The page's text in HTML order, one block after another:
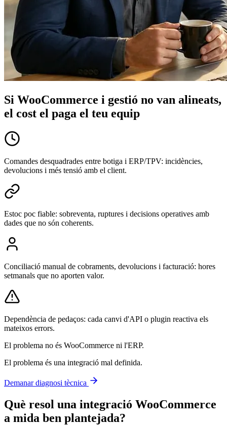
Si WooCommerce i gestió no van alineats,
el cost el paga el teu equip
Comandes desquadrades entre botiga i ERP/TPV: incidències,
devolucions i més tensió amb el client.
Estoc poc fiable: sobreventa, ruptures i decisions operatives amb
dades que no són coherents.
Conciliació manual de cobraments, devolucions i facturació: hores
setmanals que no aporten valor.
Dependència de pedaços: cada canvi d'API o plugin reactiva els
mateixos errors.
El problema no és WooCommerce ni l'ERP.
El problema és una integració mal definida.
Demanar diagnosi tècnica
Què resol una integració WooCommerce
a mida ben plantejada?